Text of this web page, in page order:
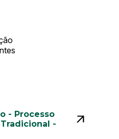
- Processo
-